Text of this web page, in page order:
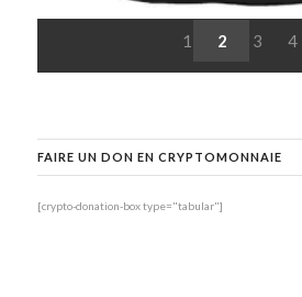
1 2 3 4
FAIRE UN DON EN CRYPTOMONNAIE
[crypto-donation-box type="tabular"]